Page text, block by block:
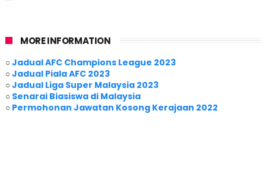
MORE INFORMATION
○Jadual AFC Champions League 2023
○Jadual Piala AFC 2023
○Jadual Liga Super Malaysia 2023
○ Senarai Biasiswa di Malaysia
○ Permohonan Jawatan Kosong Kerajaan 2022